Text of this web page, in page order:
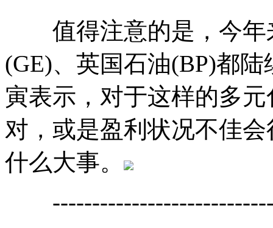
值得注意的是，今年
(GE)、英国石油(BP)都
寅表示，对于这样的多
对，或是盈利状况不佳
什么大事。